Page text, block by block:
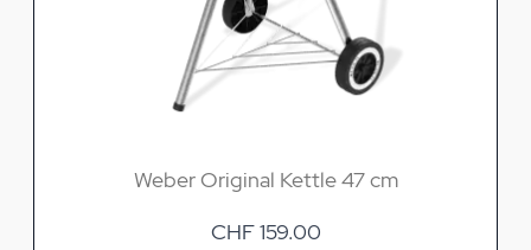
Weber Original Kettle 47 cm
CHF 159.00